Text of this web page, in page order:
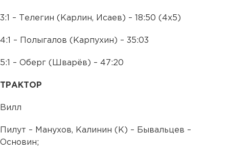
3:1 – Телегин (Карлин, Исаев) – 18:50 (4х5)
4:1 – Полыгалов (Карпухин) – 35:03
5:1 – Оберг (Шварёв) – 47:20
ТРАКТОР
Вилл
Пилут – Манухов, Калинин (К) – Бывальцев –
Основин;